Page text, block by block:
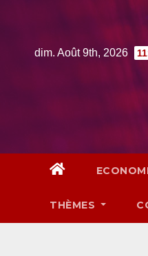
contentdim. Août 9th, 2026
THÈMES